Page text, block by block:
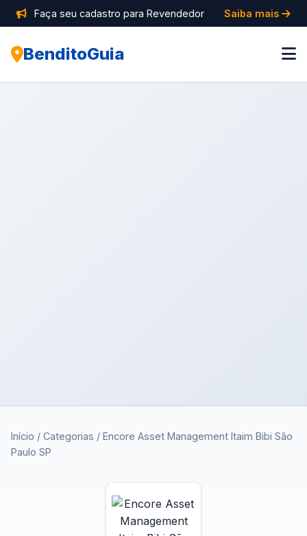
Faça seu cadastro para Revendedor Saiba mais
BenditoGuia
Início / Categorias / Encore Asset Management Itaim Bibi São
Paulo SP